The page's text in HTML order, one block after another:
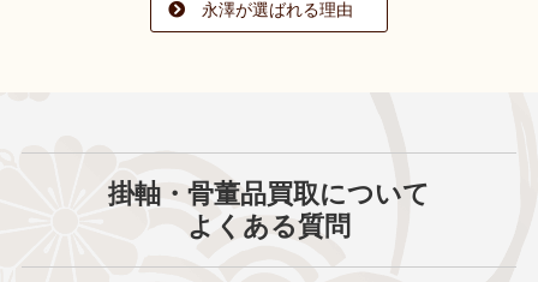
永澤が選ばれる理由
掛軸・骨董品買取について
よくある質問